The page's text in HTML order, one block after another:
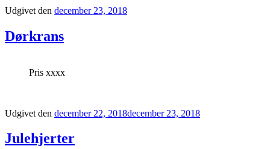
Udgivet den december 23, 2018
Dørkrans
Pris xxxx
Udgivet den december 22, 2018december 23, 2018
Julehjerter